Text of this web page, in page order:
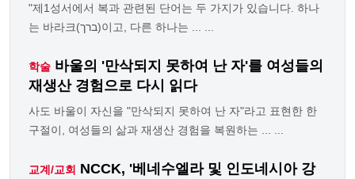
"제1성서에서 복과 관련된 단어는 두 가지가 있습니다. 하나
는 바라크(ברך)이고, 다른 하나는 ... ...
학술 바울의 '만삭되지 못하여 난 자'를 여성들의
재생산 경험으로 다시 읽다
사도 바울이 자신을 "만삭되지 못하여 난 자"라고 표현한 한
구절이, 여성들의 삶과 재생산 경험을 복원하는 ... ...
교계/교회 NCCK, '베네수엘라 및 인도네시아 강